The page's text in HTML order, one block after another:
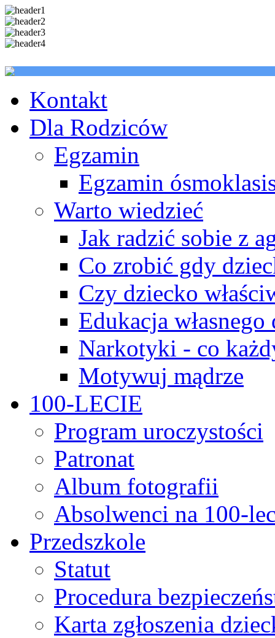
Kontakt
Dla Rodziców
Egzamin
Egzamin
Warto wiedzieć
Jak radzić sobie z
Co zrobić gdy
Czy dziecko
Edukacja własnego
Narkotyki - co
Motywuj mądrze
100-LECIE
Program uroczystości
Patronat
Album fotografii
Absolwenci na 100-
Przedszkole
Statut
Procedura
Karta zgłoszenia